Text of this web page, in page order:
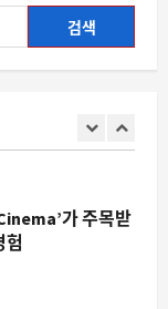
식 jpg가 자유게